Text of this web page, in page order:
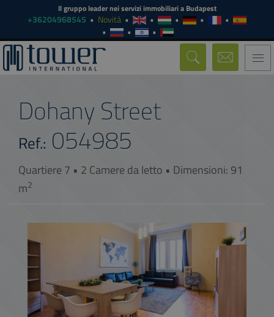
Il gruppo leader nei servizi immobiliari a Budapest
+36204968545 Novità
Dohany Street
Ref.: 054985
Quartiere 7 • 2 Camere da letto • Dimensioni: 91
m2